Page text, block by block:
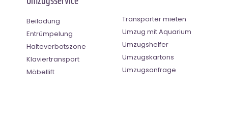
Beiladung
Entrümpelung
Halteverbotszone
Klaviertransport
Möbellift
Transporter mieten
Umzug mit Aquarium
Umzugshelfer
Umzugskartons
Umzugsanfrage